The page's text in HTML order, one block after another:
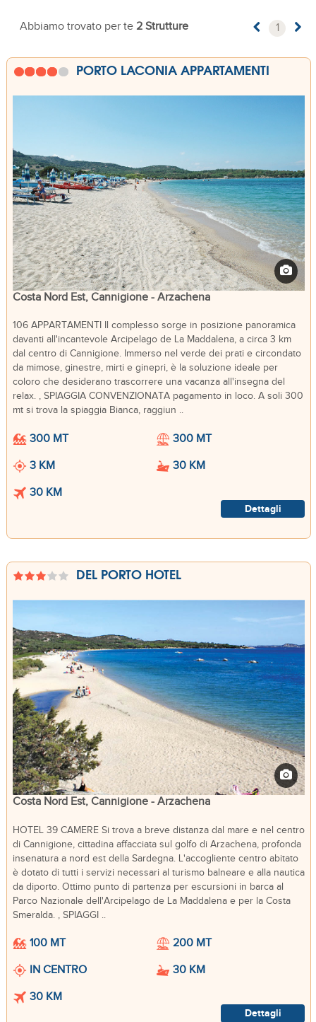
Abbiamo trovato per te 2 Strutture 1
PORTO LACONIA APPARTAMENTI
Costa Nord Est, Cannigione - Arzachena
106 APPARTAMENTI Il complesso sorge in posizione panoramica
davanti all'incantevole Arcipelago de La Maddalena, a circa 3 km
dal centro di Cannigione. Immerso nel verde dei prati e circondato
da mimose, ginestre, mirti e ginepri, è la soluzione ideale per
coloro che desiderano trascorrere una vacanza all'insegna del
relax. , SPIAGGIA CONVENZIONATA pagamento in loco. A soli 300
mt si trova la spiaggia Bianca, raggiun ..
300 MT
300 MT
3 KM
30 KM
30 KM
Dettagli
DEL PORTO HOTEL
Costa Nord Est, Cannigione - Arzachena
HOTEL 39 CAMERE Si trova a breve distanza dal mare e nel centro
di Cannigione, cittadina affacciata sul golfo di Arzachena, profonda
insenatura a nord est della Sardegna. L'accogliente centro abitato
è dotato di tutti i servizi necessari al turismo balneare e alla nautica
da diporto. Ottimo punto di partenza per escursioni in barca al
Parco Nazionale dell'Arcipelago de La Maddalena e per la Costa
Smeralda. , SPIAGGI ..
100 MT
200 MT
IN CENTRO
30 KM
30 KM
Dettagli